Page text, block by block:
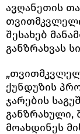
ავღანეთის
შესახებ
განზრახვას
ქუნდუზის
ჯარების
განზრახული,
მოახდინეს